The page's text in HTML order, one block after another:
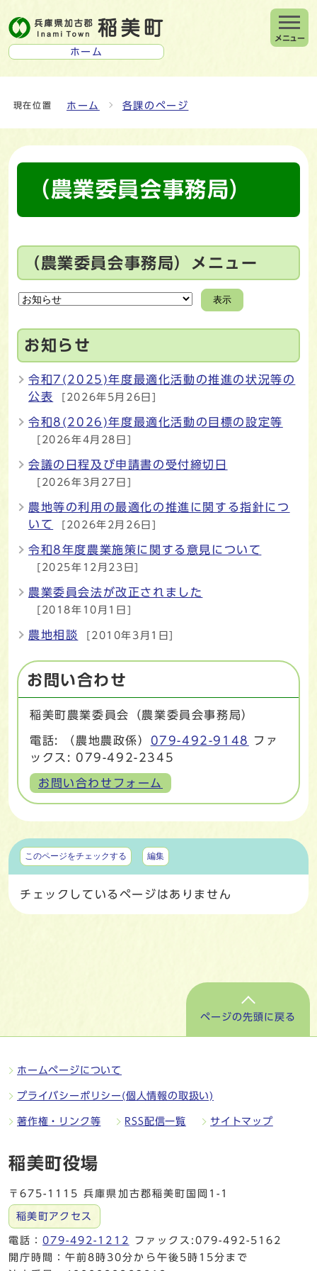
ホーム
メニュー
現在位置 ホーム 各課のページ
（農業委員会事務局）
（農業委員会事務局）メニュー
表示
お知らせ
令和7(2025)年度最適化活動の推進の状況等の
公表
[2026年5月26日]
令和8(2026)年度最適化活動の目標の設定等
[2026年4月28日]
会議の日程及び申請書の受付締切日
[2026年3月27日]
農地等の利用の最適化の推進に関する指針につ
いて
[2026年2月26日]
令和8年度農業施策に関する意見について
[2025年12月23日]
農業委員会法が改正されました
[2018年10月1日]
農地相談 [2010年3月1日]
お問い合わせ
稲美町農業委員会（農業委員会事務局）
電話: （農地農政係） 079-492-9148
ファ
ックス: 079-492-2345
お問い合わせフォーム
マイページ
このページをチェックする 編集
チェックしているページはありません
ページの先頭に戻る
ホームページについて
プライバシーポリシー(個人情報の取扱い)
著作権・リンク等 RSS配信一覧 サイトマップ
稲美町役場
〒675-1115 兵庫県加古郡稲美町国岡1-1
稲美町アクセス
電話：079-492-1212
ファックス:079-492-5162
開庁時間：午前8時30分から午後5時15分まで